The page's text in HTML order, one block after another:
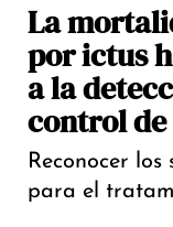
La
por ictus
a la
control de
Reconocer
para el